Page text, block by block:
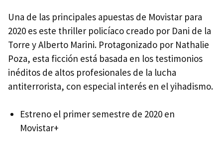
Una de las principales apuestas de Movistar para
2020 es este thriller policíaco creado por Dani de la
Torre y Alberto Marini. Protagonizado por Nathalie
Poza, esta ficción está basada en los testimonios
inéditos de altos profesionales de la lucha
antiterrorista, con especial interés en el yihadismo.
Estreno el primer semestre de 2020 en
Movistar+